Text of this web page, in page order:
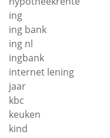
ing
ing bank
ing nl
ingbank
internet lening
jaar
kbc
keuken
kind